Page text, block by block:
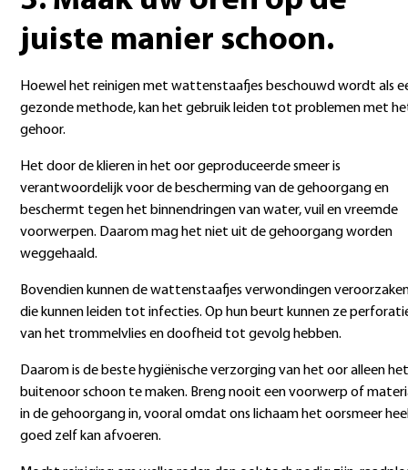
juiste manier schoon.
Hoewel het reinigen met wattenstaafjes beschouwd wordt als
gezonde methode, kan het gebruik leiden tot problemen met
gehoor.
Het door de klieren in het oor geproduceerde smeer is
verantwoordelijk voor de bescherming van de gehoorgang en
beschermt tegen het binnendringen van water, vuil en vreemde
voorwerpen. Daarom mag het niet uit de gehoorgang worden
weggehaald.
Bovendien kunnen de wattenstaafjes verwondingen
die kunnen leiden tot infecties. Op hun beurt kunnen ze
van het trommelvlies en doofheid tot gevolg hebben.
Daarom is de beste hygiënische verzorging van het oor alleen het
buitenoor schoon te maken. Breng nooit een voorwerp of
in de gehoorgang in, vooral omdat ons lichaam het oorsmeer
goed zelf kan afvoeren.